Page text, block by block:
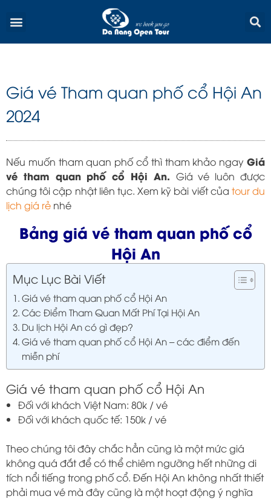
Menu
Giá vé Tham quan phố cổ Hội An
2024
Nếu muốn tham quan phố cổ thì tham khảo ngay Giá
vé tham quan phố cổ Hội An. Giá vé luôn được
chúng tôi cập nhật liên tục. Xem kỹ bài viết của tour du
lịch giá rẻ nhé
Bảng giá vé tham quan phố cổ
Hội An
Mục Lục Bài Viết
Giá vé tham quan phố cổ Hội An
Các Điểm Tham Quan Mất Phí Tại Hội An
Du lịch Hội An có gì đẹp?
Giá vé tham quan phố cổ Hội An – các điểm đến
miễn phí
Giá vé tham quan phố cổ Hội An
Đối với khách Việt Nam: 80k / vé
Đối với khách quốc tế: 150k / vé
Theo chúng tôi đây chắc hẳn cũng là một mức giá
không quá đắt để có thể chiêm ngưỡng hết những di
tích nổi tiếng trong phố cổ. Đến Hội An không nhất thiết
phải mua vé mà đây cũng là một hoạt động ý nghĩa